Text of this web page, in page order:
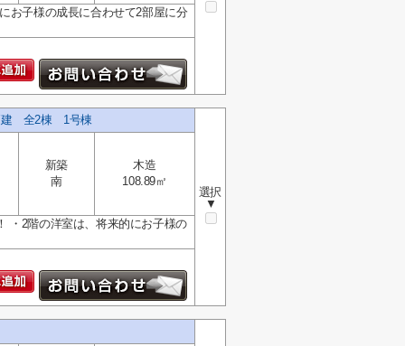
お子様の成長に合わせて2部屋に分
建 全2棟 1号棟
選択
▼
新築
南
木造
108.89㎡
・2階の洋室は、将来的にお子様の